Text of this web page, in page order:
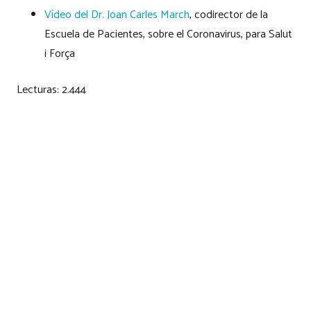
Vídeo del Dr. Joan Carles March, codirector de la
Escuela de Pacientes, sobre el Coronavirus, para Salut
i Força
Lecturas:2.444